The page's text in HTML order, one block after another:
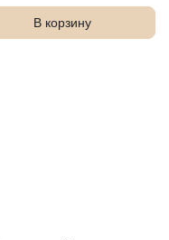
В корзину